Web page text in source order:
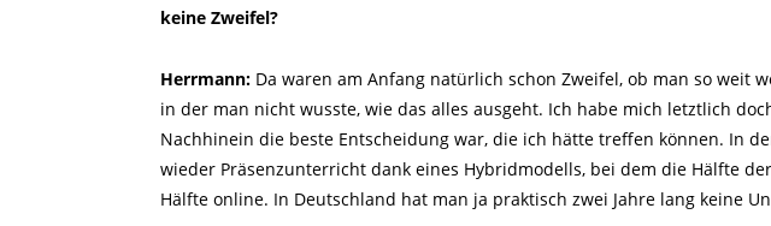
keine Zweifel?
Herrmann: Da waren am Anfang natürlich schon Zweifel, ob man so weit
in der man nicht wusste, wie das alles ausgeht. Ich habe mich letztlich
Nachhinein die beste Entscheidung war, die ich hätte treffen können. In
wieder Präsenzunterricht dank eines Hybridmodells, bei dem die Hälfte
Hälfte online. In Deutschland hat man ja praktisch zwei Jahre lang keine